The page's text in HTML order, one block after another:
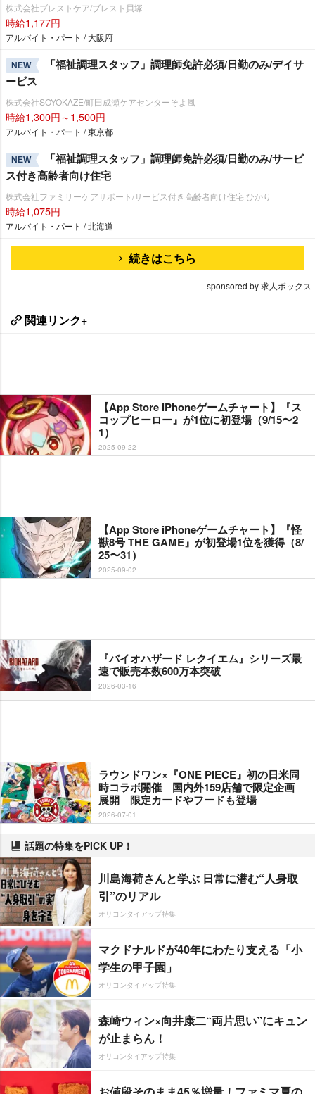
株式会社ブレストケア/ブレスト貝塚
時給1,177円
アルバイト・パート / 大阪府
NEW
「福祉調理スタッフ」調理師免許必須/日勤のみ/デイサ
ービス
株式会社SOYOKAZE/町田成瀬ケアセンターそよ風
時給1,300円～1,500円
アルバイト・パート / 東京都
NEW
「福祉調理スタッフ」調理師免許必須/日勤のみ/サービ
ス付き高齢者向け住宅
株式会社ファミリーケアサポート/サービス付き高齢者向け住宅 ひかり
時給1,075円
アルバイト・パート / 北海道
続きはこちら
sponsored by 求人ボックス
関連リンク+
【App Store iPhoneゲームチャート】『ス
コップヒーロー』が1位に初登場（9/15〜2
1）
2025-09-22
【App Store iPhoneゲームチャート】『怪
獣8号 THE GAME』が初登場1位を獲得（8/
25〜31）
2025-09-02
『バイオハザード レクイエム』シリーズ最
速で販売本数600万本突破
2026-03-16
ラウンドワン×『ONE PIECE』初の日米同
時コラボ開催 国内外159店舗で限定企画
展開 限定カードやフードも登場
2026-07-01
話題の特集をPICK UP！
川島海荷さんと学ぶ 日常に潜む“人身取
引”のリアル
オリコンタイアップ特集
マクドナルドが40年にわたり支える「小
学生の甲子園」
オリコンタイアップ特集
森崎ウィン×向井康二“両片思い”にキュン
が止まらん！
オリコンタイアップ特集